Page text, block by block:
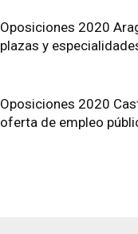
Oposiciones 2020
plazas y
Oposiciones 2020
oferta de empleo